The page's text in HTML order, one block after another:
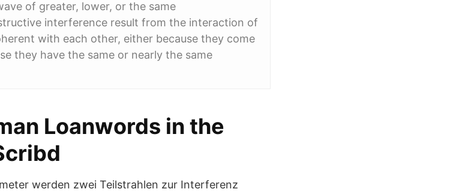
of greater, lower, or the same
interference result from the interaction of
with each other, either because they come
they have the same or nearly the same
Loanwords in the
werden zwei Teilstrahlen zur Interferenz